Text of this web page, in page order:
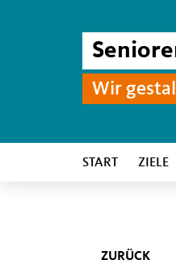
Wir
START ZIELE
ZURÜCK